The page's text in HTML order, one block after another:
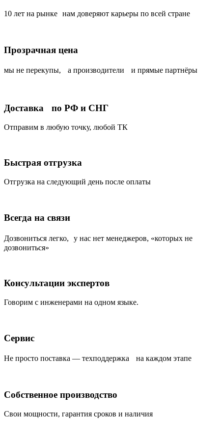
10 лет на рынке нам доверяют карьеры по всей стране
Прозрачная цена
мы не перекупы, а производители и прямые партнёры
Доставка по РФ и СНГ
Отправим в любую точку, любой ТК
Быстрая отгрузка
Отгрузка на следующий день после оплаты
Всегда на связи
Дозвониться легко, у нас нет менеджеров, «которых не
дозвониться»
Консультации экспертов
Говорим с инженерами на одном языке.
Сервис
Не просто поставка — техподдержка на каждом этапе
Собственное производство
Свои мощности, гарантия сроков и наличия